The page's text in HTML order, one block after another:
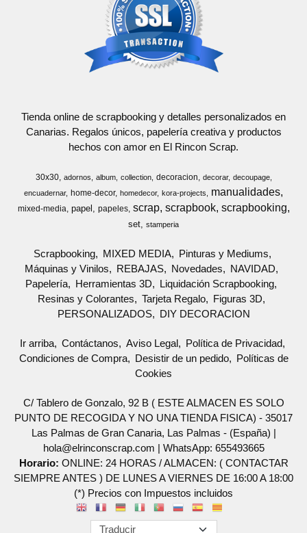
Tienda online de scrapbooking y detalles personalizados en
Canarias. Regalos únicos, papelería creativa y productos
hechos con amor en El Rincon Scrap.
30x30 adornos album collection decoracion decorar
decoupage
encuadernar
home-decor homedecor kora-projects manualidades
mixed-media papel papeles scrap scrapbook scrapbooking
set stamperia
Scrapbooking MIXED MEDIA
Pinturas y Mediums
Máquinas y Vinilos
REBAJAS Novedades
NAVIDAD
Papelería
Herramientas 3D
Liquidación Scrapbooking
Resinas y Colorantes
Tarjeta Regalo
Figuras 3D
PERSONALIZADOS
DIY DECORACION
Ir arriba Contáctanos Aviso Legal
Política de Privacidad
Condiciones de Compra
Desistir de un pedido
Políticas de
Cookies
C/ Tablero de Gonzalo, 92 B ( ESTE ALMACEN ES SOLO
PUNTO DE RECOGIDA Y NO UNA TIENDA FISICA) - 35017
Las Palmas de Gran Canaria, Las Palmas - (España) |
hola@elrinconscrap.com | WhatsApp: 655493665
Horario: ONLINE: 24 HORAS / ALMACEN: ( CONTACTAR
SIEMPRE ANTES ) DE LUNES A VIERNES DE 16:00 A 18:00
(*) Precios con Impuestos incluidos